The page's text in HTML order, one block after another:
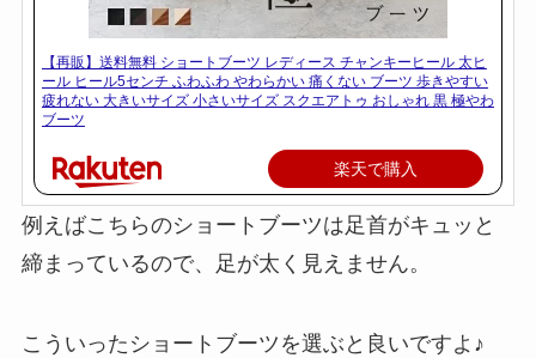
【再販】送料無料 ショートブーツ レディース チャンキーヒール 太ヒ
ール ヒール5センチ ふわふわ やわらかい 痛くない ブーツ 歩きやすい
疲れない 大きいサイズ 小さいサイズ スクエアトゥ おしゃれ 黒 極やわ
ブーツ
楽天で購入
例えばこちらのショートブーツは足首がキュッと
締まっているので、足が太く見えません。
こういったショートブーツを選ぶと良いですよ♪